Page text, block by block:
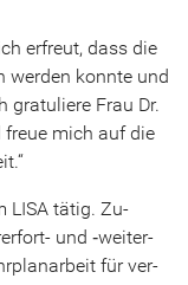
er­freut, dass die
wer­den konn­te und
gra­tu­lie­re Frau Dr.
freue mich auf die
LISA tätig. Zu­
und ‑wei­ter­
für ver­